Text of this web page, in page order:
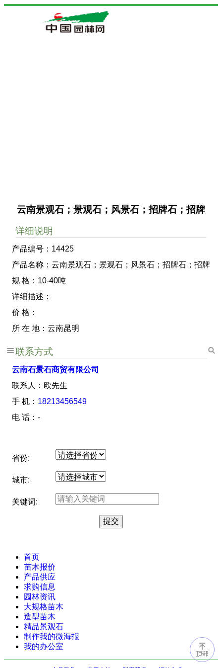
云南景观石；景观石；风景石；招牌石；招牌
详细说明
产品编号：14425
产品名称：云南景观石；景观石；风景石；招牌石；招牌
规 格：10-40吨
详细描述：
价 格：
所 在 地：云南昆明
联系方式
云南石景石商贸有限公司
联系人：欧先生
手 机： 18213456549
电 话：-
省份:
城市:
关键词:
首页
苗木报价
产品供应
求购信息
园林资讯
大规格苗木
造型苗木
精品景观石
制作我的微海报
我的办公室